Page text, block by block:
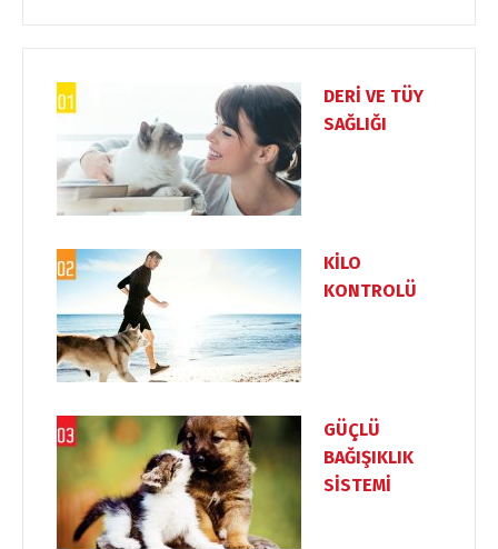
DERİ VE TÜY
SAĞLIĞI
KİLO
KONTROLÜ
GÜÇLÜ
BAĞIŞIKLIK
SİSTEMİ
Dili Değiştir
Türkçe